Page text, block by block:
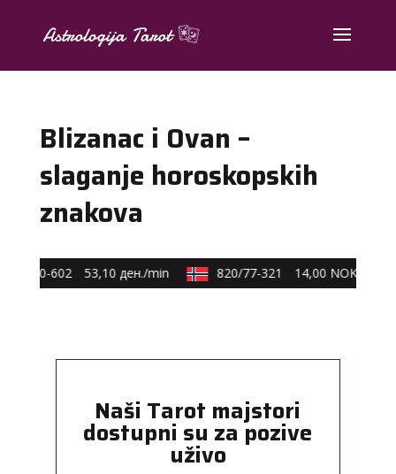
Blizanac i Ovan –
slaganje horoskopskih
znakova
40-602 53,10 ден./min 820/77-321 14,00 NOK/min
Naši Tarot majstori
dostupni su za pozive
uživo